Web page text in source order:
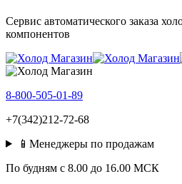
Сервис автоматического заказа
компонентов
8-800-505-01-89
+7(342)212-72-68
📱Менеджеры по продажам
По будням c 8.00 до 16.00 МСК